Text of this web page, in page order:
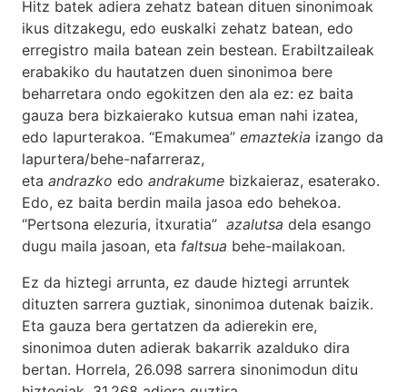
Hitz batek adiera zehatz batean dituen sinonimoak
ikus ditzakegu, edo euskalki zehatz batean, edo
erregistro maila batean zein bestean. Erabiltzaileak
erabakiko du hautatzen duen sinonimoa bere
beharretara ondo egokitzen den ala ez: ez baita
gauza bera bizkaierako kutsua eman nahi izatea,
edo lapurterakoa. “Emakumea” emaztekia izango da
lapurtera/behe-nafarreraz,
eta andrazko edo andrakume bizkaieraz, esaterako.
Edo, ez baita berdin maila jasoa edo behekoa.
“Pertsona elezuria, itxuratia” azalutsa dela esango
dugu maila jasoan, eta faltsua behe-mailakoan.
Ez da hiztegi arrunta, ez daude hiztegi arruntek
dituzten sarrera guztiak, sinonimoa dutenak baizik.
Eta gauza bera gertatzen da adierekin ere,
sinonimoa duten adierak bakarrik azalduko dira
bertan. Horrela, 26.098 sarrera sinonimodun ditu